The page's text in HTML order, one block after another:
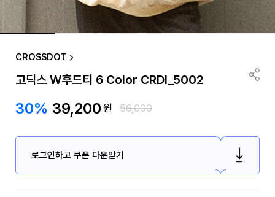
CROSSDOT
고딕스 W후드티 6 Color CRDI_5002
30% 39,200원 56,000
로그인하고 쿠폰 다운받기